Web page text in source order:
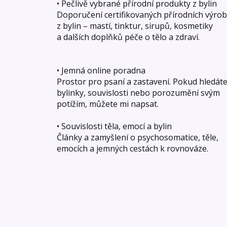
• Pečlivě vybrané přírodní produkty z bylin
Doporučení certifikovaných přírodních
z bylin – mastí, tinktur, sirupů, kosmetiky
a dalších doplňků péče o tělo a zdraví.
• Jemná online poradna
Prostor pro psaní a zastavení. Pokud hledáte
bylinky, souvislosti nebo porozumění svým
potížím, můžete mi napsat.
• Souvislosti těla, emocí a bylin
Články a zamyšlení o psychosomatice, těle,
emocích a jemných cestách k rovnováze.